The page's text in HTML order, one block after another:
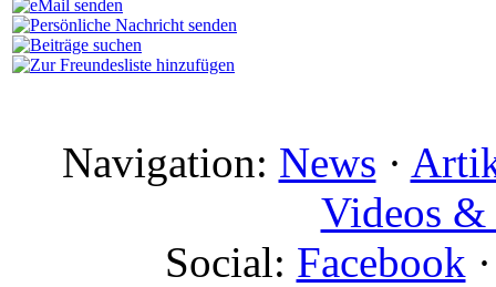
Navigation: News ·
Videos
Social: Facebook